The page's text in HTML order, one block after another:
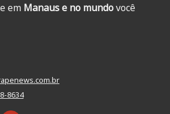
em Manaus e no mundovocê
8634